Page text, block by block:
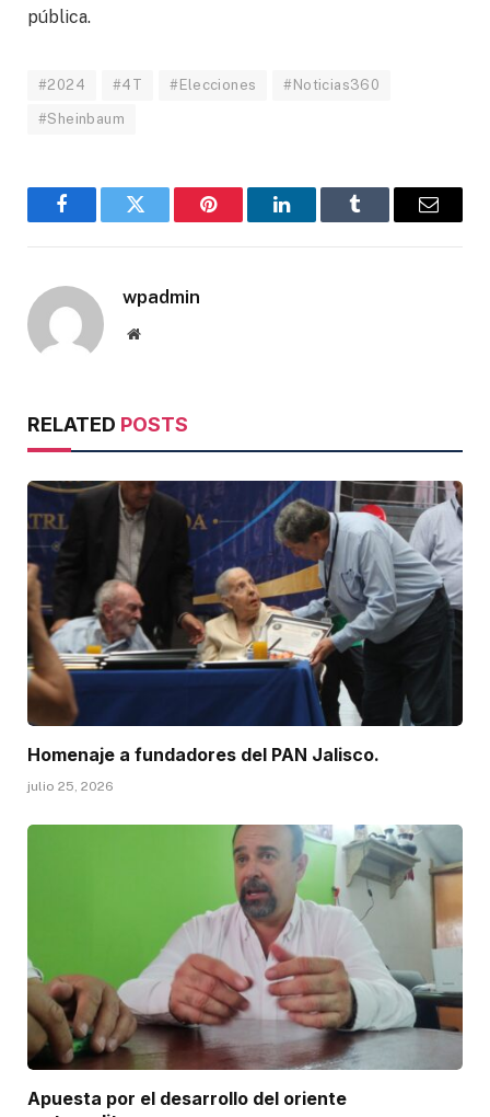
pública.
#2024 #4T #Elecciones #Noticias360
#Sheinbaum
FacebookTwitter Pinterest LinkedInTumblr Email
wpadmin
Website
RELATED POSTS
Homenaje a fundadores del PAN Jalisco.
julio 25, 2026
Apuesta por el desarrollo del oriente